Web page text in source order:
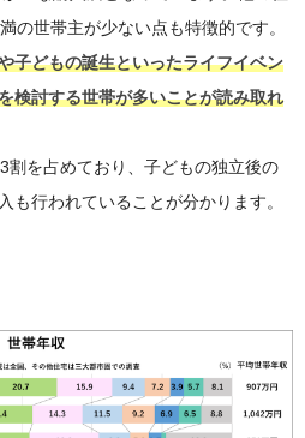
の世帯主が少ない点も特徴的です。
子どもの誕生といったライフイベン
検討する世帯が多いことが読み取れ
割を占めており、子どもの独立後の
も行われていることが分かります。